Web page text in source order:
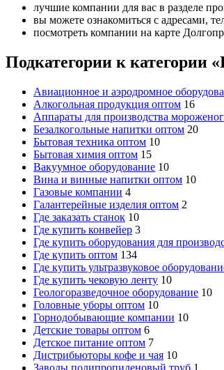
лучшие компании для вас в разделе
вы можете ознакомиться с адресами,
посмотреть компании на карте
Подкатегории к категории
Авиационное и аэродромное
Алкогольная продукция оптом 16
Аппараты для производства
Безалкогольные напитки оптом 20
Бытовая техника оптом 10
Бытовая химия оптом 15
Вакуумное оборудование 10
Вина и винные напитки оптом 10
Газовые компании 4
Галантерейные изделия оптом 2
Где заказать станок 10
Где купить конвейер 3
Где купить оборудования для
Где купить оптом 134
Где купить ультразвуковое
Где купить чековую ленту 10
Геологоразведочное оборудование 10
Головные уборы оптом 10
Горнодобывающие компании 10
Детские товары оптом 6
Детское питание оптом 7
Дистрибьюторы кофе и чая 10
Заводы полипропиленовый труб 1